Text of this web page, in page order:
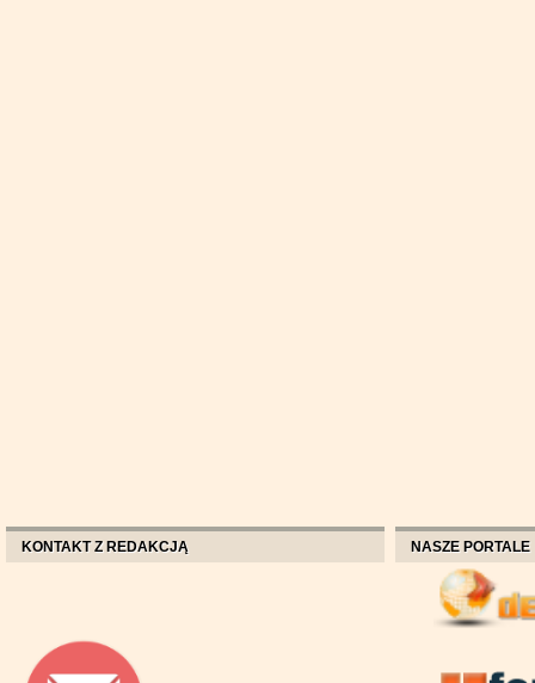
KONTAKT Z REDAKCJĄ NASZE PORTALE